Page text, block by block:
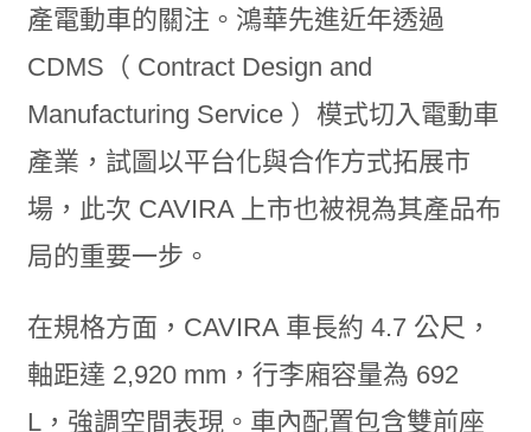
產電動車的關注。鴻華先進近年透過
CDMS（ Contract Design and
Manufacturing Service ）模式切入電動車
產業，試圖以平台化與合作方式拓展市
場，此次 CAVIRA 上市也被視為其產品布
局的重要一步。
在規格方面，CAVIRA 車長約 4.7 公尺，
軸距達 2,920 mm，行李廂容量為 692
L，強調空間表現。車內配置包含雙前座